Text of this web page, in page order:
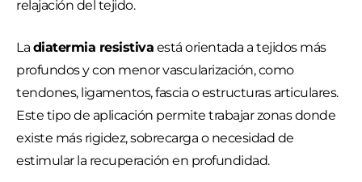
relajación del tejido.
La diatermia resistiva está orientada a tejidos más
profundos y con menor vascularización, como
tendones, ligamentos, fascia o estructuras articulares.
Este tipo de aplicación permite trabajar zonas donde
existe más rigidez, sobrecarga o necesidad de
estimular la recuperación en profundidad.